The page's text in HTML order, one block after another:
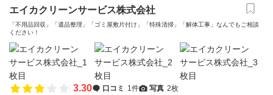
エイカクリーンサービス株式会社
「不用品回収」「遺品整理」「ゴミ屋敷片付け」「特殊清掃」「解体工事」なんでもご相談
ください！
3.30 口コミ 1件 写真 2枚